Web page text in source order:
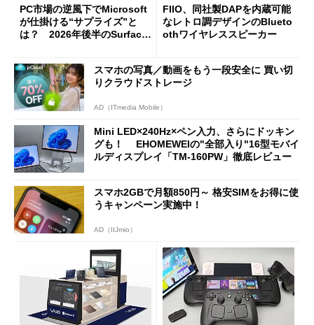
PC市場の逆風下でMicrosoft
が仕掛ける“サプライズ”と
は？ 2026年後半のSurface
FIIO、同社製DAPを内蔵可能
なレトロ調デザインのBlueto
othワイヤレススピーカー
スマホの写真／動画をもう一段安全に 買い切
りクラウドストレージ
AD（ITmedia Mobile）
Mini LED×240Hz×ペン入力、さらにドッキン
グも！ EHOMEWEIの"全部入り"16型モバイ
ルディスプレイ「TM-160PW」徹底レビュー
スマホ2GBで月額850円～ 格安SIMをお得に使
うキャンペーン実施中！
AD（IIJmio）